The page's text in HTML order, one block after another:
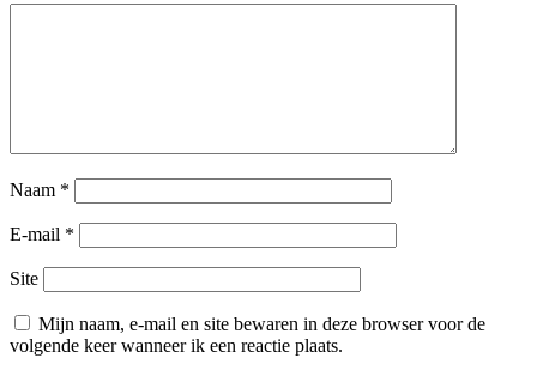
Naam *
E-mail *
Site
Mijn naam, e-mail en site bewaren in deze browser voor de
volgende keer wanneer ik een reactie plaats.